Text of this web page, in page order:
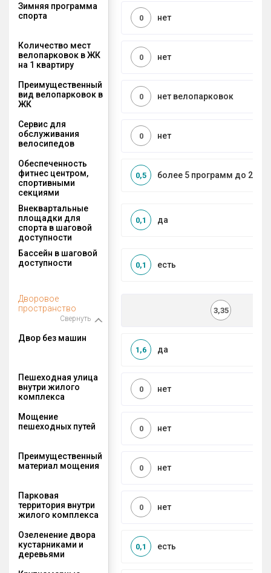
Зимняя программа
спорта
нет
0
Количество мест
велопарковок в ЖК
на 1 квартиру
нет
0
Преимущественный
вид велопарковок в
ЖК
нет велопарковок
0
Сервис для
обслуживания
велосипедов
нет
0
Обеспеченность
фитнес центром,
спортивными
секциями
более 5 программ до 2 км
0,5
Внеквартальные
площадки для
спорта в шаговой
доступности
да
0,1
Бассейн в шаговой
доступности
есть
0,1
Дворовое
пространство
Свернуть
3,35
Двор без машин
да
1,6
Пешеходная улица
внутри жилого
комплекса
нет
0
Мощение
пешеходных путей
нет
0
Преимущественный
материал мощения
нет
0
Парковая
территория внутри
жилого комплекса
нет
0
Озеленение двора
кустарниками и
деревьями
есть
0,1